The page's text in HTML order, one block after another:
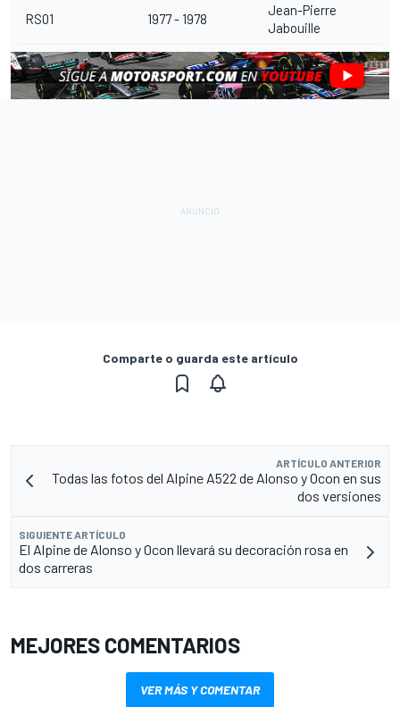
RS01 1977 - 1978
Jean-Pierre
Jabouille
Comparte o guarda este artículo
ARTÍCULO ANTERIOR
Todas las fotos del Alpine A522 de Alonso y Ocon en sus
dos versiones
SIGUIENTE ARTÍCULO
El Alpine de Alonso y Ocon llevará su decoración rosa en
dos carreras
MEJORES COMENTARIOS
VER MÁS Y COMENTAR